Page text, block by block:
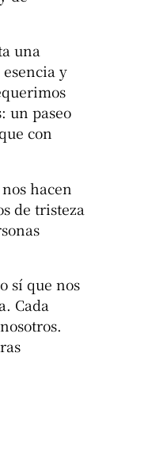
una
y
un paseo
con
hacen
de tristeza
sí que nos
Cada